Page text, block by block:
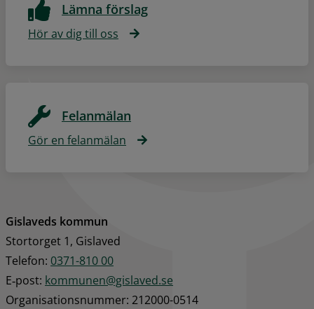
Lämna förslag
Hör av dig till oss
Felanmälan
Gör en felanmälan
Gislaveds kommun
Stortorget 1, Gislaved
Telefon: 0371-810 00
E‑post: kommunen@gislaved.se
Organisationsnummer: 212000-0514